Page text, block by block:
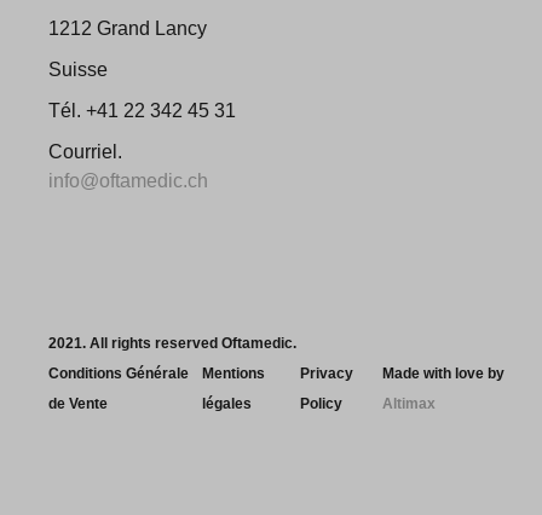
1212 Grand Lancy
Suisse
Tél. +41 22 342 45 31
Courriel.
info@oftamedic.ch
2021. All rights reserved Oftamedic.
Conditions Générale
de Vente
Mentions
légales
Privacy
Policy
Made with love by
Altimax